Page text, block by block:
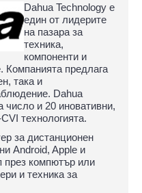
Dahua Technology е
един от лидерите
на пазара за
техника,
компоненти и
Компанията предлага
така и
Dahua
число и 20 иновативни,
технологията.
за дистанционен
Android, Apple и
през компютър или
и техника за